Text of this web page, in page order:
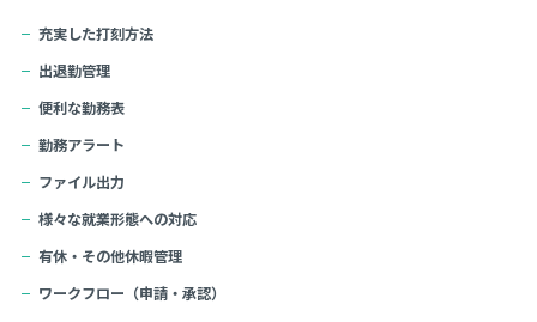
充実した打刻方法
出退勤管理
便利な勤務表
勤務アラート
ファイル出力
様々な就業形態への対応
有休・その他休暇管理
ワークフロー（申請・承認）